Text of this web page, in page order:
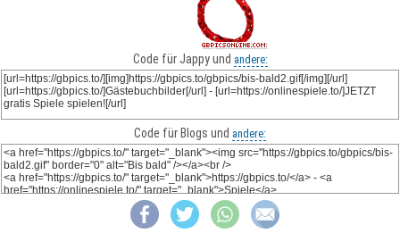
Code für Jappy und andere:
Code für Blogs und andere: